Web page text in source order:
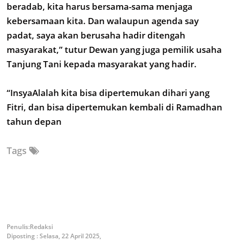
beradab, kita harus bersama-sama menjaga
kebersamaan kita. Dan walaupun agenda say
padat, saya akan berusaha hadir ditengah
masyarakat,” tutur Dewan yang juga pemilik usaha
Tanjung Tani kepada masyarakat yang hadir.
“InsyaAlalah kita bisa dipertemukan dihari yang
Fitri, dan bisa dipertemukan kembali di Ramadhan
tahun depan
Tags
Redaksi
Diposting :Selasa, 22 April 2025,